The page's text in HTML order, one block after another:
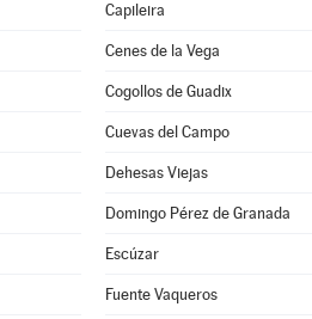
Capileira
Cenes de la Vega
Cogollos de Guadix
Cuevas del Campo
Dehesas Viejas
Domingo Pérez de Granada
Escúzar
Fuente Vaqueros